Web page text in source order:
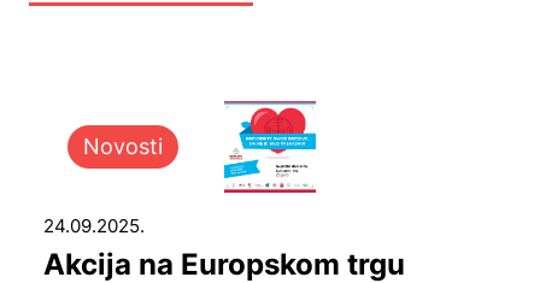
Novosti
24.09.2025.
Akcija na Europskom trgu